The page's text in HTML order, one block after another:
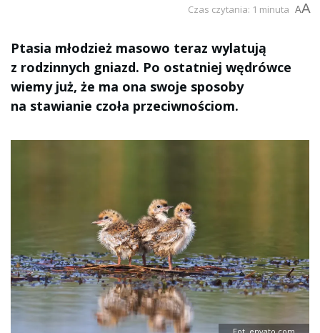
Czas czytania: 1 minuta AA
Ptasia młodzież masowo teraz wylatują
z rodzinnych gniazd. Po ostatniej wędrówce
wiemy już, że ma ona swoje sposoby
na stawianie czoła przeciwnościom.